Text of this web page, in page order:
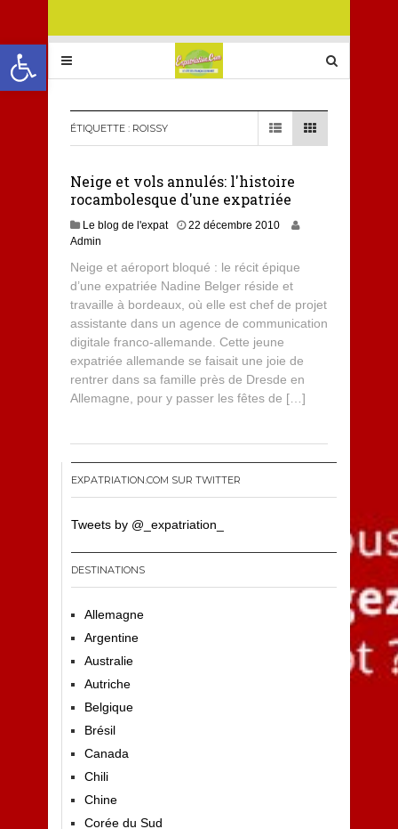
Ouvrir la barre d’outils
ÉTIQUETTE : ROISSY
Neige et vols annulés: l'histoire
rocambolesque d'une expatriée
Le blog de l'expat
22 décembre 2010
Admin
Neige et aéroport bloqué : le récit épique
d’une expatriée Nadine Belger réside et
travaille à bordeaux, où elle est chef de projet
assistante dans un agence de communication
digitale franco-allemande. Cette jeune
expatriée allemande se faisait une joie de
rentrer dans sa famille près de Dresde en
Allemagne, pour y passer les fêtes de […]
EXPATRIATION.COM SUR TWITTER
Tweets by @_expatriation_
DESTINATIONS
Allemagne
Argentine
Australie
Autriche
Belgique
Brésil
Canada
Chili
Chine
Corée du Sud